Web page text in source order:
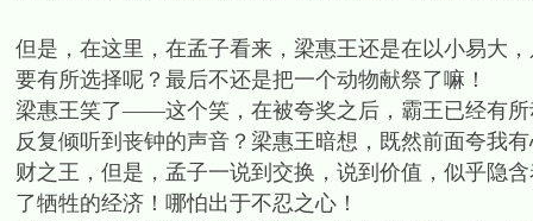
但是，在这里，在孟子看来，梁惠王还是在以小易大
要有所选择呢？最后不还是把一个动物献祭了嘛！
梁惠王笑了——这个笑，在被夸奖之后，霸王已经有
反复倾听到丧钟的声音？梁惠王暗想，既然前面夸我
财之王，但是，孟子一说到交换，说到价值，似乎隐
了牺牲的经济！哪怕出于不忍之心！